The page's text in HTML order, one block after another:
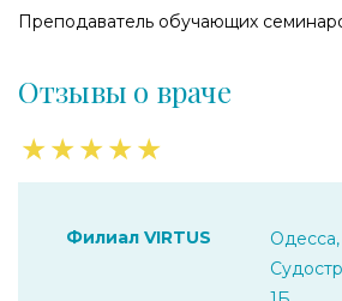
Преподаватель обучающих
Отзывы о враче
★★★★★
Филиал VIRTUS
Одесса,